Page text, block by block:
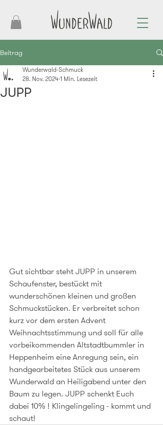
Beitrag
JUPP
Wunderwald-Schmuck
28. Nov. 20241 Min. Lesezeit
Gut sichtbar steht JUPP in unserem
Schaufenster, bestückt mit
wunderschönen kleinen und großen
Schmuckstücken. Er verbreitet schon
kurz vor dem ersten Advent
Weihnachtsstimmung und soll für alle
vorbeikommenden Altstadtbummler in
Heppenheim eine Anregung sein, ein
handgearbeitetes Stück aus unserem
Wunderwald an Heiligabend unter den
Baum zu legen. JUPP schenkt Euch
dabei 10% ! Klingelingeling - kommt und
schaut!